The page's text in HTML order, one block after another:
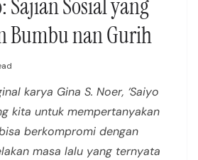
Sajian Sosial yang
Bumbu nan Gurih
karya Gina S. Noer, ‘Saiyo
kita untuk mempertanyakan
berkompromi dengan
masa lalu yang ternyata